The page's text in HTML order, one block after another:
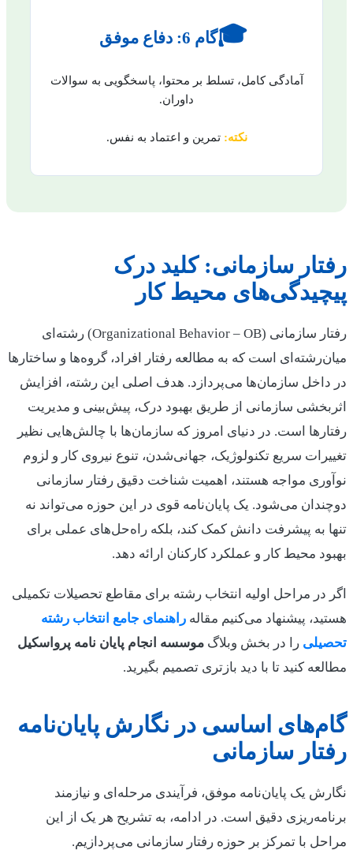
🎓گام 6: دفاع موفق
آمادگی کامل، تسلط بر محتوا، پاسخگویی به سوالات
داوران.
نکته: تمرین و اعتماد به نفس.
رفتار سازمانی: کلید درک
پیچیدگی‌های محیط کار
رفتار سازمانی (Organizational Behavior – OB) رشته‌ای
میان‌رشته‌ای است که به مطالعه رفتار افراد، گروه‌ها و ساختارها
در داخل سازمان‌ها می‌پردازد. هدف اصلی این رشته، افزایش
اثربخشی سازمانی از طریق بهبود درک، پیش‌بینی و مدیریت
رفتارها است. در دنیای امروز که سازمان‌ها با چالش‌هایی نظیر
تغییرات سریع تکنولوژیک، جهانی‌شدن، تنوع نیروی کار و لزوم
نوآوری مواجه هستند، اهمیت شناخت دقیق رفتار سازمانی
دوچندان می‌شود. یک پایان‌نامه قوی در این حوزه می‌تواند نه
تنها به پیشرفت دانش کمک کند، بلکه راه‌حل‌های عملی برای
بهبود محیط کار و عملکرد کارکنان ارائه دهد.
اگر در مراحل اولیه انتخاب رشته برای مقاطع تحصیلات تکمیلی
هستید، پیشنهاد می‌کنیم مقاله راهنمای جامع انتخاب رشته
تحصیلی را در بخش وبلاگ موسسه انجام پایان نامه پرواسکیل
مطالعه کنید تا با دید بازتری تصمیم بگیرید.
گام‌های اساسی در نگارش پایان‌نامه
رفتار سازمانی
نگارش یک پایان‌نامه موفق، فرآیندی مرحله‌ای و نیازمند
برنامه‌ریزی دقیق است. در ادامه، به تشریح هر یک از این
مراحل با تمرکز بر حوزه رفتار سازمانی می‌پردازیم.